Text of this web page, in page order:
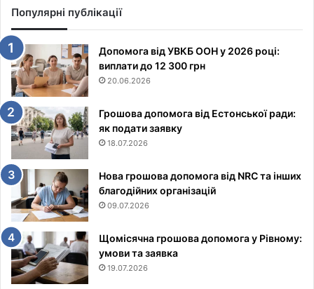
Популярні публікації
Допомога від УВКБ ООН у 2026 році:
виплати до 12 300 грн
20.06.2026
Грошова допомога від Естонської ради:
як подати заявку
18.07.2026
Нова грошова допомога від NRC та інших
благодійних організацій
09.07.2026
Щомісячна грошова допомога у Рівному:
умови та заявка
19.07.2026